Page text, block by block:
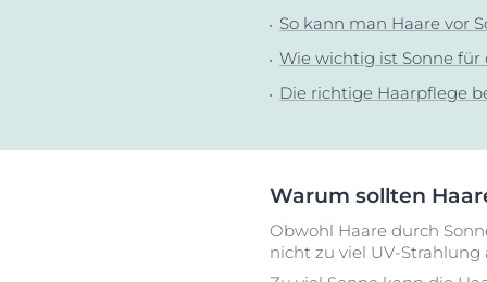
Sonnenpflege
So kann man Haare vor
Wie wichtig ist Sonne für
Die richtige Haarpflege
Warum sollten
Obwohl Haare durch
nicht zu viel UV-